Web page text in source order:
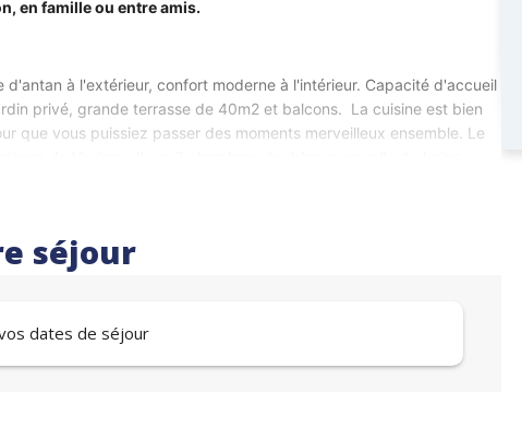
en famille ou entre amis.
à l'extérieur, confort moderne à l'intérieur. Capacité d'accueil
privé, grande terrasse de 40m2 et balcons.  La cuisine est bien
que vous puissiez passer des moments merveilleux ensemble. Le
de Vaujany. Il y a 3 chambres doubles avec salle de bains
séparés sur demande) et il y a une chambre familiale très
2 lits doubles (modifiable en lits simples), un canapé-lit pour 2
Téléphérique. Pendant la saison d'hiver et d'été, tout est à
autour.
séjour
dates de séjour